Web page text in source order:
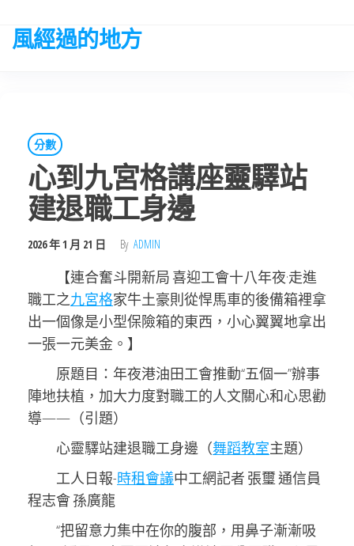
the
風經過的地方
分數
心到九宮格講座靈驛站
建退職工身邊
2026 年 1 月 21 日 By ADMIN
【連合奮斗開新局 喜迎工會十八年夜·走進
職工之九宮格家牛土豪則從悍馬車的後備箱裡拿
出一個像是小型保險箱的東西，小心翼翼地拿出
一張一元美金。】
原題目：年夜港油田工會推動“五個一”辦事
陣地扶植，加大力度對職工的人文關心和心思勸
導——（引題）
心靈驛站建退職工身邊（舞蹈教室主題）
工人日報-時租會議中工網記者 張璽 通信員
程志會 孫廣龍
“把留意力集中在你的腹部，用鼻子漸漸吸